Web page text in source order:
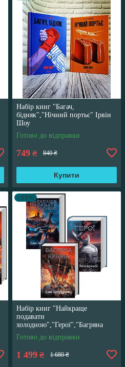
Набір книг "Багач,
бідняк","Нічний портьє" Ірвін
Шоу
Готово до відправки
749 ₴ 840 ₴
Купити
–11%
Набір книг "Найкраще
подавати
холодною","Герої","Багряна
країна" Джо Аберкромбі
Готово до відправки
1 499 ₴ 1 680 ₴